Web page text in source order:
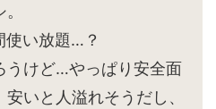
使い放題…？
うけど…やっぱり安全面
いと人溢れそうだし、